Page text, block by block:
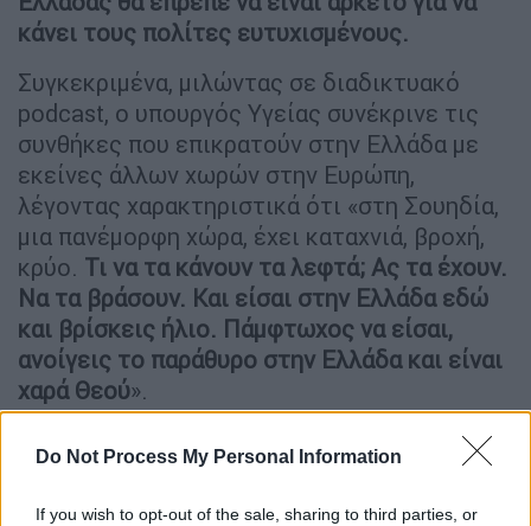
Do Not Process My Personal Information
If you wish to opt-out of the sale, sharing to third parties, or
κάνει τους πολίτες ευτυχισμένους.
Συγκεκριμένα, μιλώντας σε διαδικτυακό
podcast, ο υπουργός Υγείας συνέκρινε τις
συνθήκες που επικρατούν στην Ελλάδα με
εκείνες άλλων χωρών στην Ευρώπη,
λέγοντας χαρακτηριστικά ότι «στη Σουηδία,
μια πανέμορφη χώρα, έχει καταχνιά, βροχή,
κρύο. Τι να τα κάνουν τα λεφτά; Ας τα έχουν.
Να τα βράσουν. Και είσαι στην Ελλάδα εδώ
και βρίσκεις ήλιο. Πάμφτωχος να είσαι,
ανοίγεις το παράθυρο στην Ελλάδα και είναι
χαρά Θεού».
ΔΙΑΒΑΣΤΕ ΕΠΙΣΗΣ
Ελλάδα|31.05.2026 17:40